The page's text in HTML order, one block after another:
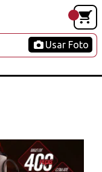
Usar Foto